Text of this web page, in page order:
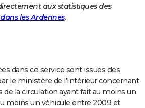
aux statistiques des
les Ardennes.
dans ce service sont issues des
le ministère de l'Intérieur concernant
de la circulation ayant fait au moins un
moins un véhicule entre 2009 et